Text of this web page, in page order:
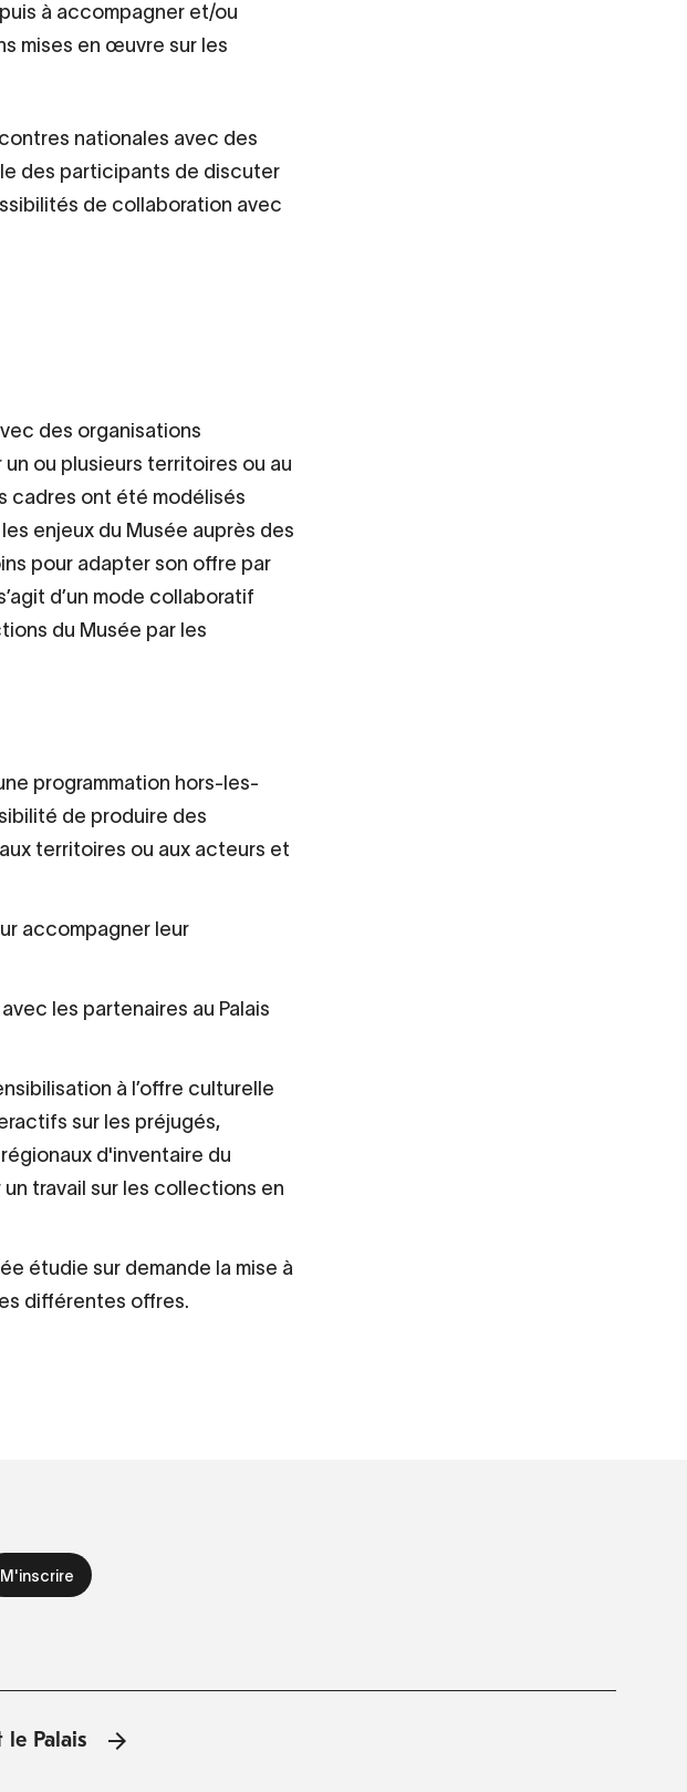
à accompagner et/ou
mises en œuvre sur les
nationales avec des
des participants de discuter
de collaboration avec
des organisations
ou plusieurs territoires ou au
cadres ont été modélisés
enjeux du Musée auprès des
pour adapter son offre par
d’un mode collaboratif
du Musée par les
programmation hors-les-
de produire des
territoires ou aux acteurs et
accompagner leur
les partenaires au Palais
à l’offre culturelle
sur les préjugés,
d'inventaire du
travail sur les collections en
étudie sur demande la mise à
différentes offres.
le Palais